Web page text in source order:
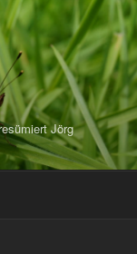
Jörg